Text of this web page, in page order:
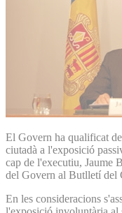
El Govern ha qualificat
ciutadà a l'exposició
cap de l'executiu, Jaume
del Govern al Butlletí del
En les consideracions